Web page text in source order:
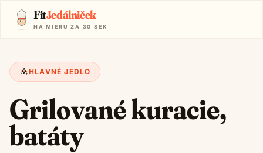
FitJedálniček
NA MIERU ZA 30 SEK
HLAVNÉ JEDLO
Grilované kuracie,
batáty